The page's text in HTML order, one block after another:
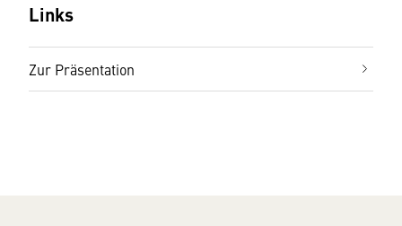
Links
Zur Präsentation